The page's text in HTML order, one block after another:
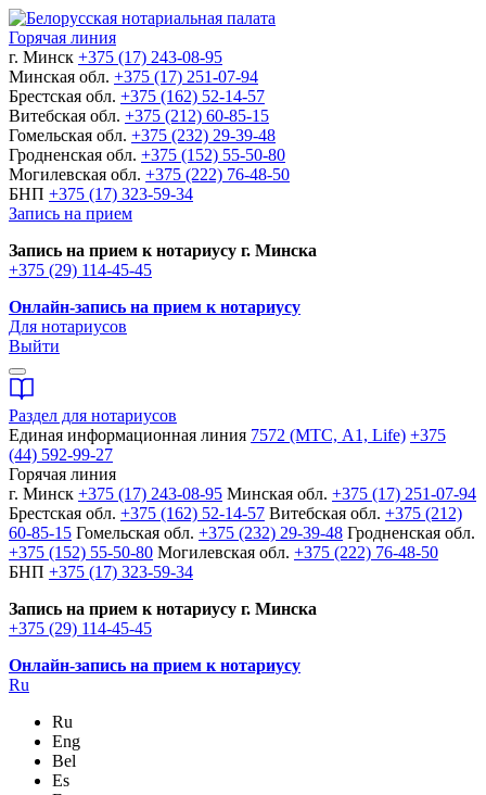
Горячая линия
г. Минск +375 (17) 243-08-95
Минская обл. +375 (17) 251-07-94
Брестская обл. +375 (162) 52-14-57
Витебская обл. +375 (212) 60-85-15
Гомельская обл. +375 (232) 29-39-48
Гродненская обл. +375 (152) 55-50-80
Могилевская обл. +375 (222) 76-48-50
БНП +375 (17) 323-59-34
Запись на прием
Запись на прием к нотариусу г. Минска
+375 (29) 114-45-45
Онлайн-запись на прием к нотариусу
Для нотариусов
Выйти
Раздел для нотариусов
Единая информационная линия 7572 (МТС, A1, Life) +375
(44) 592-99-27
Горячая линия
г. Минск +375 (17) 243-08-95 Минская обл. +375 (17) 251-07-94
Брестская обл. +375 (162) 52-14-57 Витебская обл. +375 (212)
60-85-15 Гомельская обл. +375 (232) 29-39-48 Гродненская обл.
+375 (152) 55-50-80 Могилевская обл. +375 (222) 76-48-50
БНП +375 (17) 323-59-34
Запись на прием к нотариусу г. Минска
+375 (29) 114-45-45
Онлайн-запись на прием к нотариусу
Ru
Ru
Eng
Bel
Es